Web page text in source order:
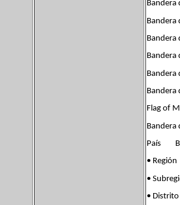
Bandera
Bandera
Bandera
Bandera
Bandera
Bandera
Flag of
Bandera
País
•
•
•